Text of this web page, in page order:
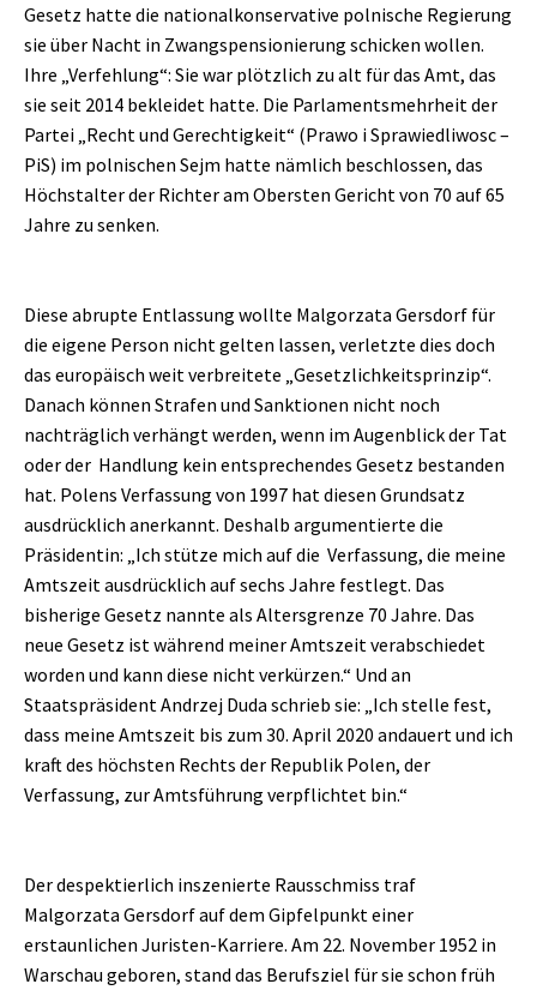
Gesetz hatte die nationalkonservative polnische Regierung
sie über Nacht in Zwangspensionierung schicken wollen.
Ihre „Verfehlung“: Sie war plötzlich zu alt für das Amt, das
sie seit 2014 bekleidet hatte. Die Parlamentsmehrheit der
Partei „Recht und Gerechtigkeit“ (Prawo i Sprawiedliwosc –
PiS) im polnischen Sejm hatte nämlich beschlossen, das
Höchstalter der Richter am Obersten Gericht von 70 auf 65
Jahre zu senken.
Diese abrupte Entlassung wollte Malgorzata Gersdorf für
die eigene Person nicht gelten lassen, verletzte dies doch
das europäisch weit verbreitete „Gesetzlichkeitsprinzip“.
Danach können Strafen und Sanktionen nicht noch
nachträglich verhängt werden, wenn im Augenblick der Tat
oder der Handlung kein entsprechendes Gesetz bestanden
hat. Polens Verfassung von 1997 hat diesen Grundsatz
ausdrücklich anerkannt. Deshalb argumentierte die
Präsidentin: „Ich stütze mich auf die Verfassung, die meine
Amtszeit ausdrücklich auf sechs Jahre festlegt. Das
bisherige Gesetz nannte als Altersgrenze 70 Jahre. Das
neue Gesetz ist während meiner Amtszeit verabschiedet
worden und kann diese nicht verkürzen.“ Und an
Staatspräsident Andrzej Duda schrieb sie: „Ich stelle fest,
dass meine Amtszeit bis zum 30. April 2020 andauert und ich
kraft des höchsten Rechts der Republik Polen, der
Verfassung, zur Amtsführung verpflichtet bin.“
Der despektierlich inszenierte Rausschmiss traf
Malgorzata Gersdorf auf dem Gipfelpunkt einer
erstaunlichen Juristen-Karriere. Am 22. November 1952 in
Warschau geboren, stand das Berufsziel für sie schon früh